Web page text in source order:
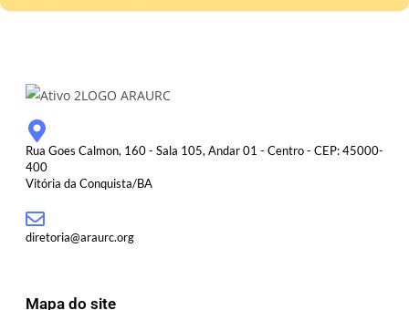
Rua Goes Calmon, 160 - Sala 105, Andar 01 - Centro - CEP: 45000-
400
Vitória da Conquista/BA
diretoria@araurc.org
Mapa do site